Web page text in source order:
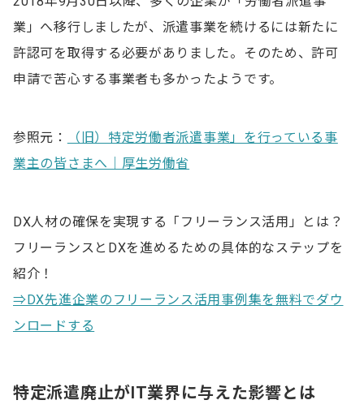
業」へ移行しましたが、派遣事業を続けるには新たに
許認可を取得する必要がありました。そのため、許可
申請で苦心する事業者も多かったようです。
参照元：
（旧）特定労働者派遣事業」を行っている事
業主の皆さまへ｜厚生労働省
DX人材の確保を実現する「フリーランス活用」とは？
フリーランスとDXを進めるための具体的なステップを
紹介！
⇒DX先進企業のフリーランス活用事例集を無料でダウ
ンロードする
特定派遣廃止がIT業界に与えた影響とは